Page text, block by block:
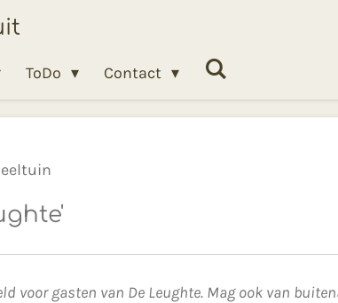
ToDo Contact
voor gasten van De Leughte. Mag ook van